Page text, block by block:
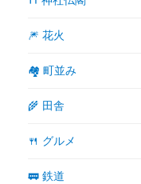
🎆 花火
🏘 町並み
🌾 田舎
🍴 グルメ
🚃 鉄道